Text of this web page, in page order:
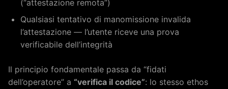
(“attestazione remota”)
Qualsiasi tentativo di manomissione invalida
l’attestazione — l’utente riceve una prova
verificabile dell’integrità
Il principio fondamentale passa da “fidati
dell’operatore” a “verifica il codice”: lo stesso ethos